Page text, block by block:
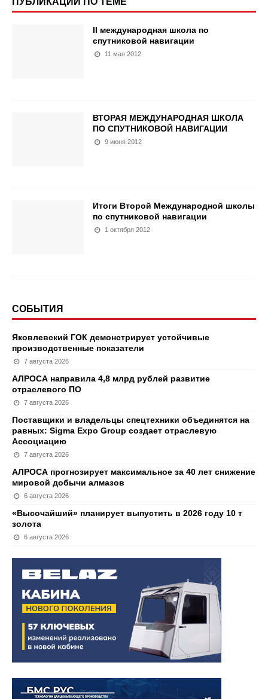
II международная школа по
спутниковой навигации
11 мая 2012
ВТОРАЯ МЕЖДУНАРОДНАЯ ШКОЛА
ПО СПУТНИКОВОЙ НАВИГАЦИИ
9 июня 2012
Итоги Второй Международной школы
по спутниковой навигации
1 октября 2012
СОБЫТИЯ
Яковлевский ГОК демонстрирует устойчивые
производственные показатели
7 августа 2026
АЛРОСА направила 4,8 млрд рублей развитие
отраслевого ПО
7 августа 2026
Поставщики и владельцы спецтехники объединятся на
равных: Sigma Expo Group создает отраслевую
Ассоциацию
7 августа 2026
АЛРОСА прогнозирует максимальное за 40 лет снижение
мировой добычи алмазов
6 августа 2026
«Высочайший» планирует выпустить в 2026 году 10 т
золота
6 августа 2026